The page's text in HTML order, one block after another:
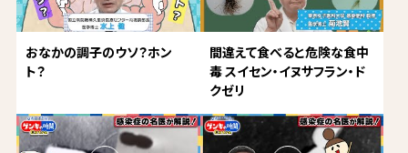
おなかの調子のウソ？ホン
ト？
間違えて食べると危険な食中
毒 スイセン・イヌサフラン・ド
クゼリ